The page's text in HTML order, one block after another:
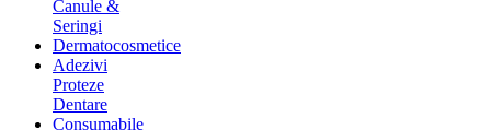
Canule &
Seringi
Dermatocosmetice
Adezivi
Proteze
Dentare
Consumabile